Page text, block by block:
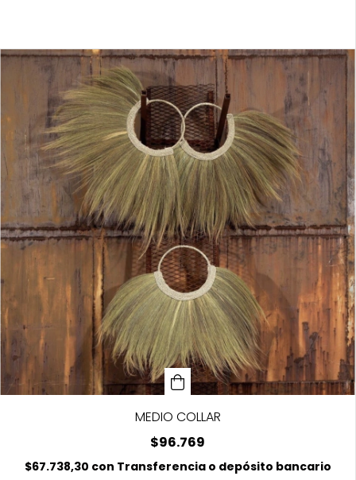
MEDIO COLLAR
$96.769
$67.738,30 con Transferencia o depósito bancario